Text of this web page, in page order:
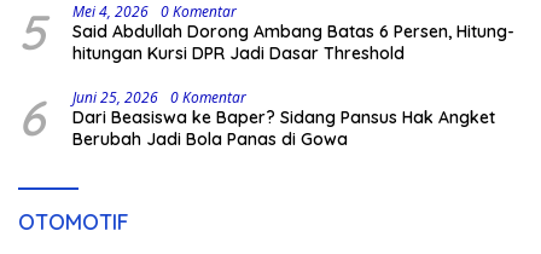
5 Mei 4, 2026 0 Komentar
Said Abdullah Dorong Ambang Batas 6 Persen, Hitung-
hitungan Kursi DPR Jadi Dasar Threshold
6 Juni 25, 2026 0 Komentar
Dari Beasiswa ke Baper? Sidang Pansus Hak Angket
Berubah Jadi Bola Panas di Gowa
OTOMOTIF